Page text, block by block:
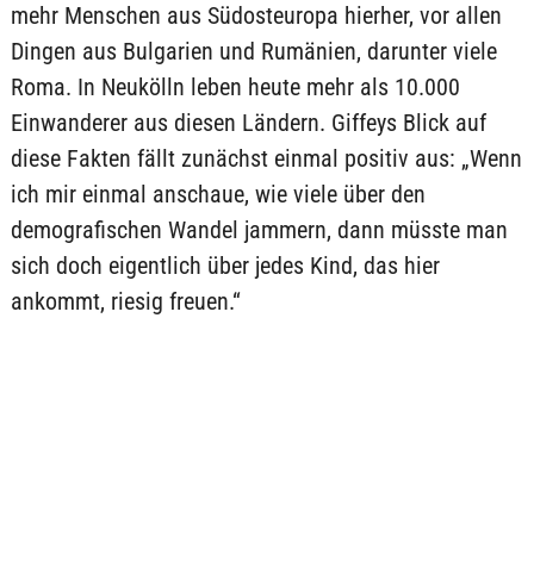
mehr Menschen aus Südosteuropa hierher, vor allen
Dingen aus Bulgarien und Rumänien, darunter viele
Roma. In Neukölln leben heute mehr als 10.000
Einwanderer aus diesen Ländern. Giffeys Blick auf
diese Fakten fällt zunächst einmal positiv aus: „Wenn
ich mir einmal anschaue, wie viele über den
demografischen Wandel jammern, dann müsste man
sich doch eigentlich über jedes Kind, das hier
ankommt, riesig freuen.“